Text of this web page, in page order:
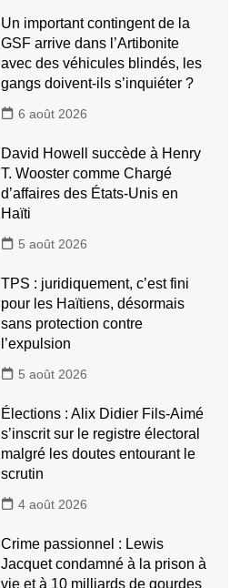
Un important contingent de la
GSF arrive dans l’Artibonite
avec des véhicules blindés, les
gangs doivent-ils s’inquiéter ?
6 août 2026
David Howell succède à Henry
T. Wooster comme Chargé
d’affaires des États-Unis en
Haïti
5 août 2026
TPS : juridiquement, c’est fini
pour les Haïtiens, désormais
sans protection contre
l’expulsion
5 août 2026
Élections : Alix Didier Fils-Aimé
s’inscrit sur le registre électoral
malgré les doutes entourant le
scrutin
4 août 2026
Crime passionnel : Lewis
Jacquet condamné à la prison à
vie et à 10 milliards de gourdes